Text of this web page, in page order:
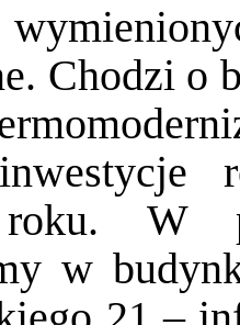
Chodzi o
W
w